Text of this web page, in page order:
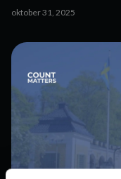
oktober 31, 2025